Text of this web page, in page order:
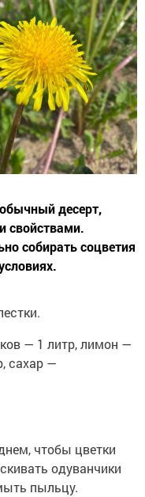
десерт,
свойствами.
собирать соцветия
— 1 литр, лимон —
сахар —
чтобы цветки
одуванчики
пыльцу.